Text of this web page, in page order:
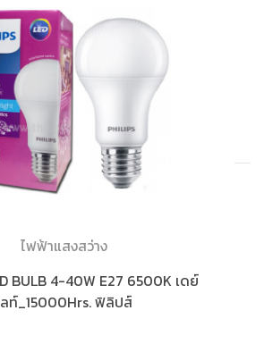
ไฟฟ้าแสงสว่าง
BULB 4-40W E27 6500K เดย์
ท์_15000Hrs. ฟิลิปส์